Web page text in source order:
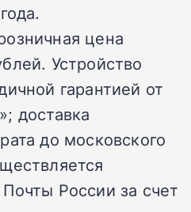
цена
Устройство
гарантией от
доставка
до московского
России за счет